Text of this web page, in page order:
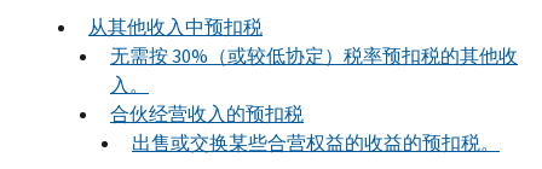
从其他收入中预扣税
无需按 30%（或较低协定）税率预扣税的其他收
入。
合伙经营收入的预扣税
出售或交换某些合营权益的收益的预扣税。